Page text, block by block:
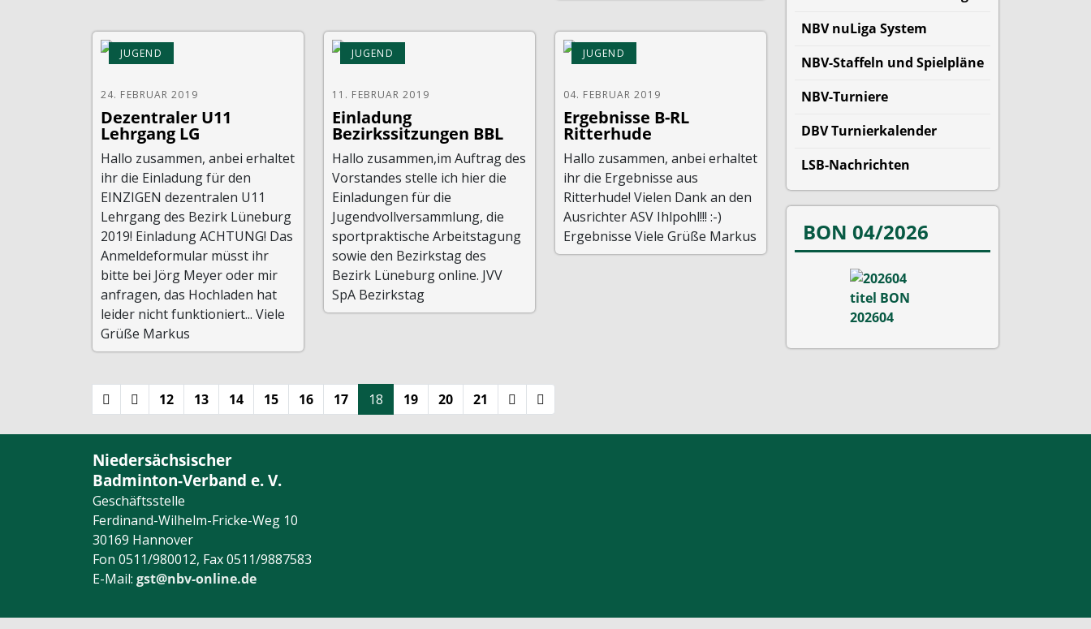
JUGEND
24. FEBRUAR 2019
Dezentraler U11
Lehrgang LG
Hallo zusammen, anbei erhaltet
ihr die Einladung für den
EINZIGEN dezentralen U11
Lehrgang des Bezirk Lüneburg
2019! Einladung ACHTUNG! Das
Anmeldeformular müsst ihr
bitte bei Jörg Meyer oder mir
anfragen, das Hochladen hat
leider nicht funktioniert... Viele
Grüße Markus
JUGEND
11. FEBRUAR 2019
Einladung
Bezirkssitzungen BBL
Hallo zusammen,im Auftrag des
Vorstandes stelle ich hier die
Einladungen für die
Jugendvollversammlung, die
sportpraktische Arbeitstagung
sowie den Bezirkstag des
Bezirk Lüneburg online. JVV
SpA Bezirkstag
JUGEND
04. FEBRUAR 2019
Ergebnisse B-RL
Ritterhude
Hallo zusammen, anbei erhaltet
ihr die Ergebnisse aus
Ritterhude! Vielen Dank an den
Ausrichter ASV Ihlpohl!!! :-)
Ergebnisse Viele Grüße Markus
12 13 14 15 16 17 18 19 20 21
NBV nuLiga System
NBV-Staffeln und Spielpläne
NBV-Turniere
DBV Turnierkalender
LSB-Nachrichten
BON 04/2026
Niedersächsischer
Badminton-Verband e. V.
Geschäftsstelle
Ferdinand-Wilhelm-Fricke-Weg 10
30169 Hannover
Fon 0511/980012, Fax 0511/9887583
E-Mail: gst@nbv-online.de